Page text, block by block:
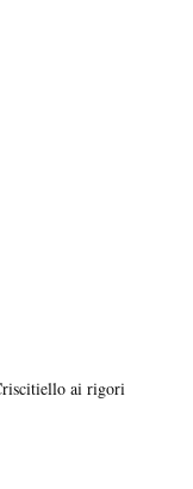
ai rigori